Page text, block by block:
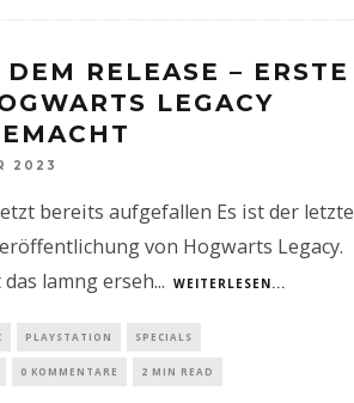
RELEASE – ERSTE
LEGACY
2023
bereits aufgefallen Es ist der letzte
von Hogwarts Legacy.
lamng erseh... WEITERLESEN...
PLAYSTATION SPECIALS
0 KOMMENTARE 2 MIN READ